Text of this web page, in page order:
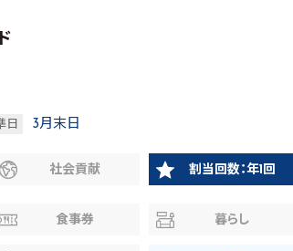
日 3月末日
社会貢献 割当回数：年1回
食事券 暮らし